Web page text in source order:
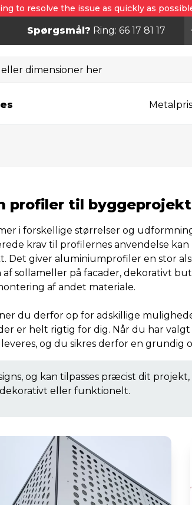
to resolve the issue as quickly as
Spørgsmål? Ring: 66 17 81 17
dimensioner her
profiler til
i forskellige størrelser og
krav til profilernes anvendelse
Det giver aluminiumprofiler en stor
sollameller på facader, dekorativt
af andet materiale.
du derfor op for adskillige
er helt rigtig for dig. Når du har
og du sikres derfor en grundig
og kan tilpasses præcist dit
dekorativt eller funktionelt.